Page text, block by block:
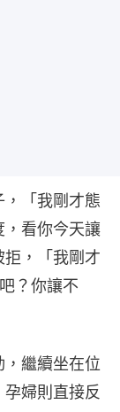
「我剛才態
，看你今天讓
，「我剛才
？你讓不
繼續坐在位
孕婦則直接反